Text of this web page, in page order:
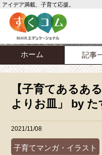
アイデア満載、子育て応援。
ホーム 記事
【子育てあるあ
よりお皿」 by
2021/11/08
子育てマンガ・イラスト